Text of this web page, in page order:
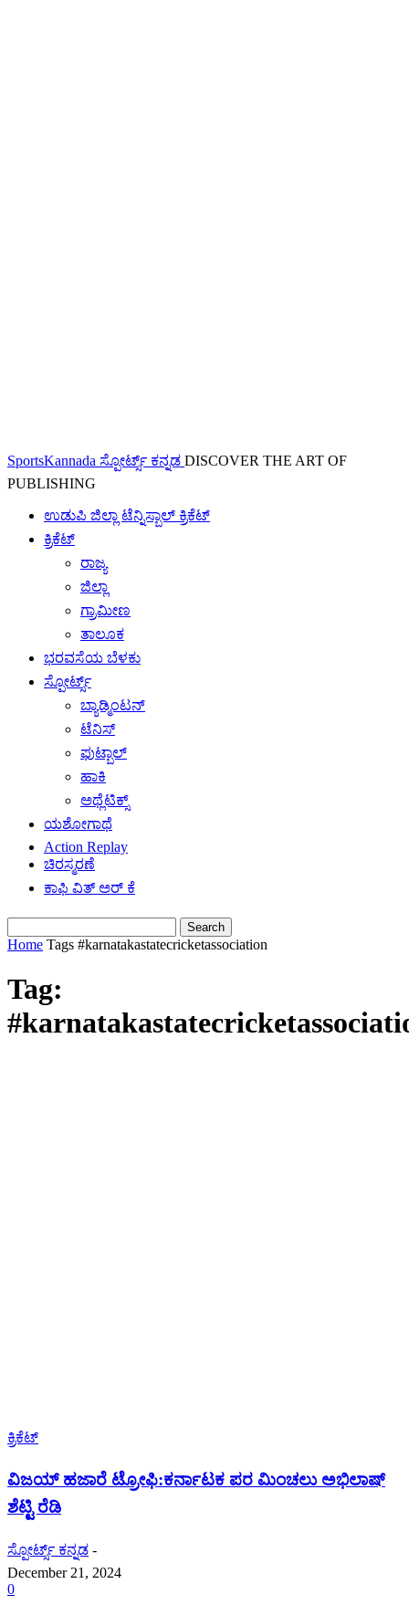
SportsKannada ಸ್ಪೋರ್ಟ್ಸ್ ಕನ್ನಡ DISCOVER THE ART OF
PUBLISHING
ಉಡುಪಿ ಜಿಲ್ಲಾ ಟೆನ್ನಿಸ್ಬಾಲ್ ಕ್ರಿಕೆಟ್
ಕ್ರಿಕೆಟ್
ರಾಜ್ಯ
ಜಿಲ್ಲಾ
ಗ್ರಾಮೀಣ
ತಾಲೂಕ
ಭರವಸೆಯ ಬೆಳಕು
ಸ್ಪೋರ್ಟ್ಸ್
ಬ್ಯಾಡ್ಮಿಂಟನ್
ಟೆನಿಸ್
ಫುಟ್ಬಾಲ್
ಹಾಕಿ
ಅಥ್ಲೆಟಿಕ್ಸ್
ಯಶೋಗಾಥೆ
Action Replay
ಚಿರಸ್ಮರಣೆ
ಕಾಫಿ ವಿತ್ ಅರ್ ಕೆ
Home Tags #karnatakastatecricketassociation
Tag:
ಕ್ರಿಕೆಟ್
ವಿಜಯ್ ಹಜಾರೆ ಟ್ರೋಫಿ:ಕರ್ನಾಟಕ ಪರ ಮಿಂಚಲು ಅಭಿಲಾಷ್
ಶೆಟ್ಟಿ ರೆಡಿ
ಸ್ಪೋರ್ಟ್ಸ್ ಕನ್ನಡ -
December 21, 2024
0